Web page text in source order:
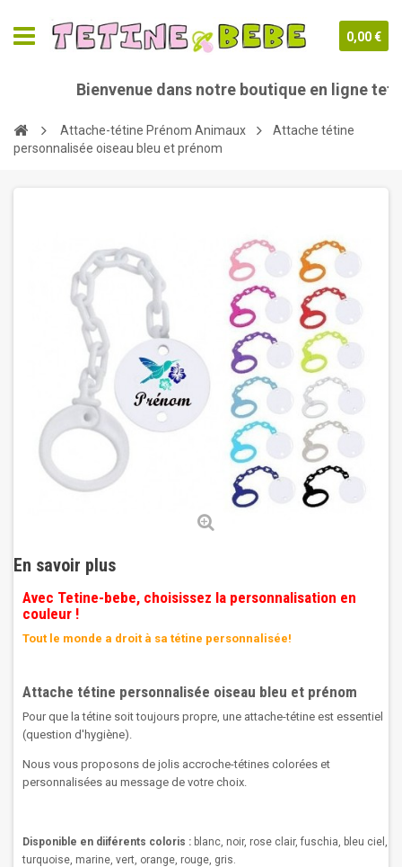
0,00 €
Bienvenue dans notre boutique en ligne
Attache-tétine Prénom Animaux
Attache tétine
personnalisée oiseau bleu et prénom
En savoir plus
Avec Tetine-bebe, choisissez la personnalisation en
couleur !
Tout le monde a droit à sa tétine personnalisée!
Attache tétine personnalisée oiseau bleu et prénom
Pour que la tétine soit toujours propre, une attache-tétine est essentiel
(question d'hygiène).
Nous vous proposons de jolis accroche-tétines colorées et
personnalisées au message de votre choix.
Disponible en diiférents coloris : blanc, noir, rose clair, fuschia, bleu ciel,
turquoise, marine, vert, orange, rouge, gris.